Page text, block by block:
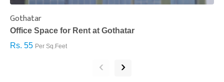
Gothatar
Office Space for Rent at Gothatar
Rs. 55 Per Sq.Feet
‹ ›